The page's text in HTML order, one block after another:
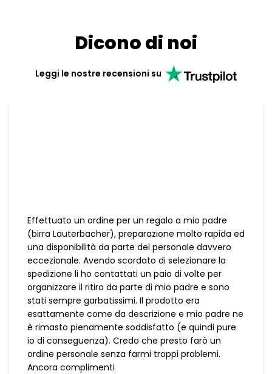
Dicono di noi
Leggi le nostre recensioni su
Effettuato un ordine per un regalo a mio padre
(birra Lauterbacher), preparazione molto rapida ed
una disponibilità da parte del personale davvero
eccezionale. Avendo scordato di selezionare la
spedizione li ho contattati un paio di volte per
organizzare il ritiro da parte di mio padre e sono
stati sempre garbatissimi. Il prodotto era
esattamente come da descrizione e mio padre ne
è rimasto pienamente soddisfatto (e quindi pure
io di conseguenza). Credo che presto farò un
ordine personale senza farmi troppi problemi.
Ancora complimenti